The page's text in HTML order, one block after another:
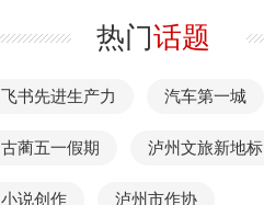
热门话题
飞书先进生产力 汽车第一城
古蔺五一假期 泸州文旅新地标
小说创作 泸州市作协